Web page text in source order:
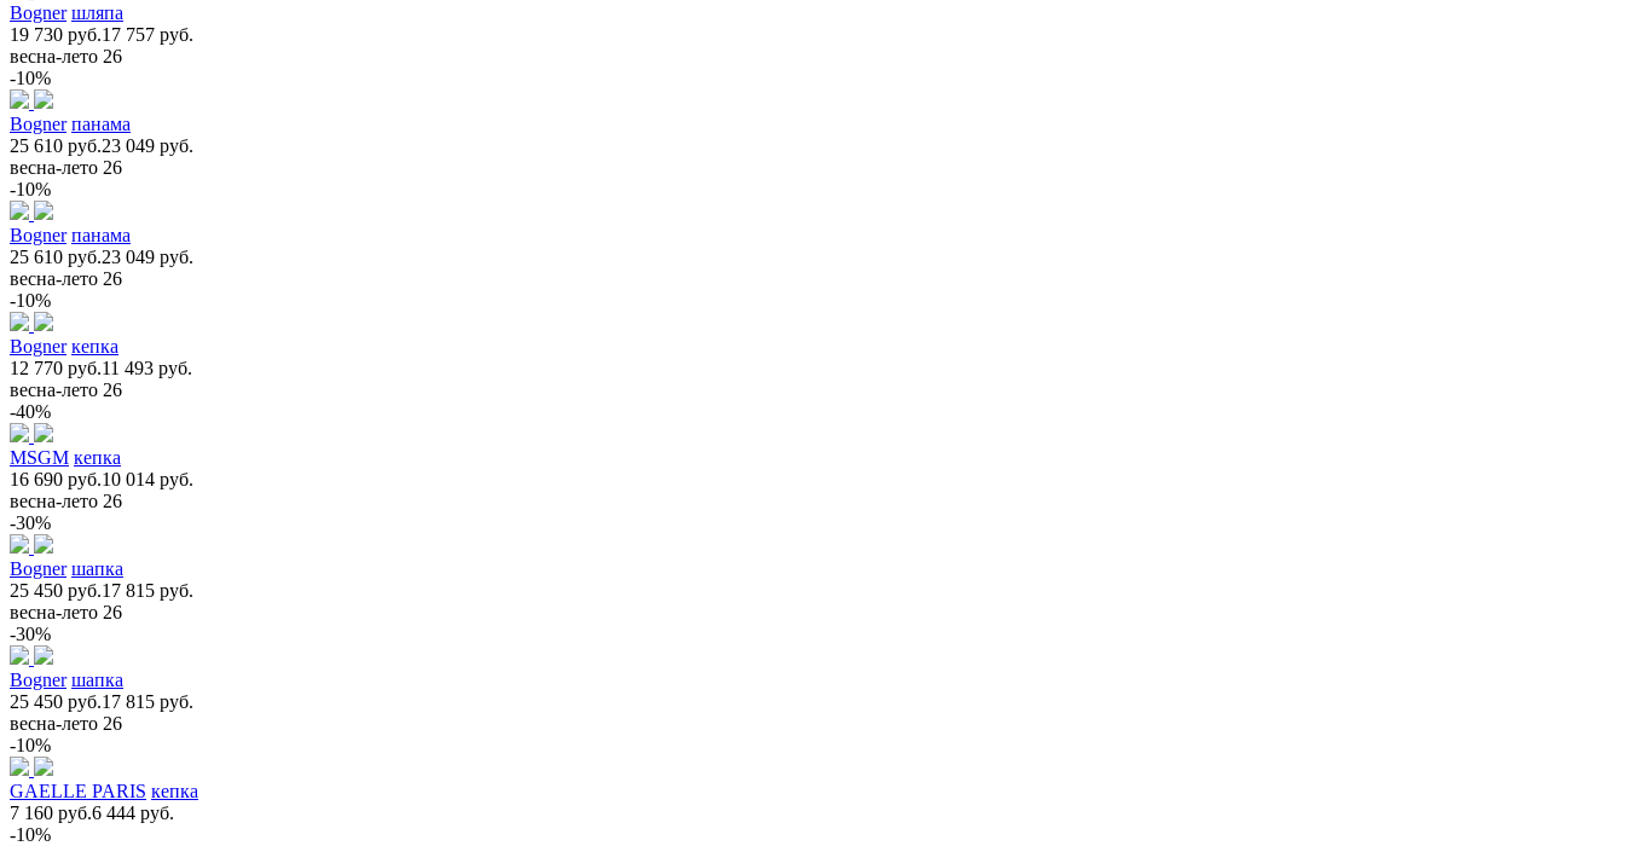
Bogner шляпа
19 730 руб.17 757 руб.
весна-лето 26
-10%
Bogner панама
25 610 руб.23 049 руб.
весна-лето 26
-10%
Bogner панама
25 610 руб.23 049 руб.
весна-лето 26
-10%
Bogner кепка
12 770 руб.11 493 руб.
весна-лето 26
-40%
MSGM кепка
16 690 руб.10 014 руб.
весна-лето 26
-30%
Bogner шапка
25 450 руб.17 815 руб.
весна-лето 26
-30%
Bogner шапка
25 450 руб.17 815 руб.
весна-лето 26
-10%
GAELLE PARIS кепка
7 160 руб.6 444 руб.
-10%